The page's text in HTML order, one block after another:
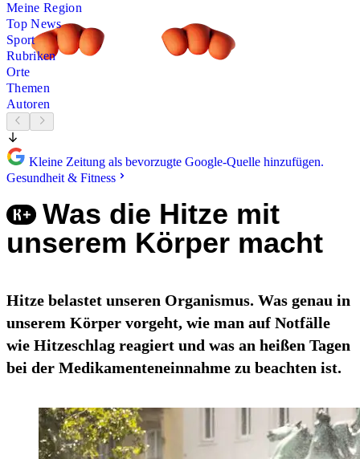
Meine Region
Top News
Sport
Rubriken
Orte
Themen
Autoren
Kleine Zeitung als bevorzugte Google-Quelle hinzufügen.
Gesundheit & Fitness
Was die Hitze mit
unserem Körper macht
Hitze belastet unseren Organismus. Was genau in
unserem Körper vorgeht, wie man auf Notfälle
wie Hitzeschlag reagiert und was an heißen Tagen
bei der Medikamenteneinnahme zu beachten ist.